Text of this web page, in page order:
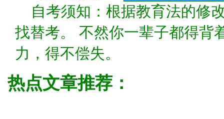
自考须知：根据教育法的修
找替考。 不然你一辈子都得背
力，得不偿失。
热点文章推荐：